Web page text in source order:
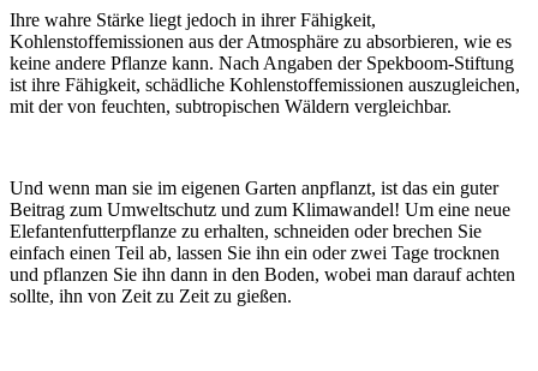
Ihre wahre Stärke liegt jedoch in ihrer Fähigkeit,
Kohlenstoffemissionen aus der Atmosphäre zu absorbieren, wie es
keine andere Pflanze kann. Nach Angaben der Spekboom-Stiftung
ist ihre Fähigkeit, schädliche Kohlenstoffemissionen auszugleichen,
mit der von feuchten, subtropischen Wäldern vergleichbar.
Und wenn man sie im eigenen Garten anpflanzt, ist das ein guter
Beitrag zum Umweltschutz und zum Klimawandel! Um eine neue
Elefantenfutterpflanze zu erhalten, schneiden oder brechen Sie
einfach einen Teil ab, lassen Sie ihn ein oder zwei Tage trocknen
und pflanzen Sie ihn dann in den Boden, wobei man darauf achten
sollte, ihn von Zeit zu Zeit zu gießen.